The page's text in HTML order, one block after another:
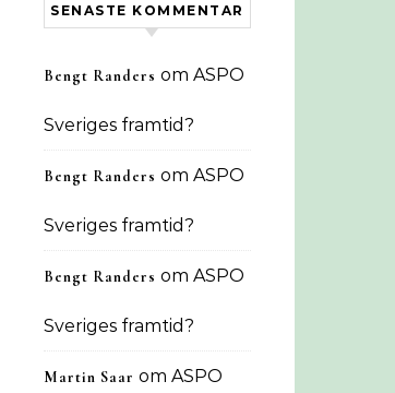
SENASTE KOMMENTAR
Bengt Randers om ASPO
Sveriges framtid?
Bengt Randers om ASPO
Sveriges framtid?
Bengt Randers om ASPO
Sveriges framtid?
Martin Saar om ASPO